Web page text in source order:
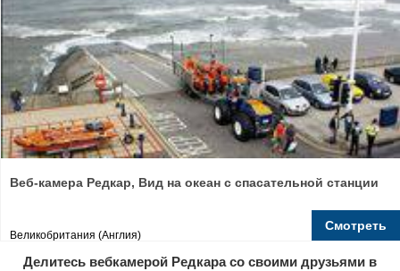
Веб-камера Редкар, Вид на океан с спасательной станции
Великобритания (Англия)
Смотреть
Делитесь вебкамерой Редкара со своими друзьями в